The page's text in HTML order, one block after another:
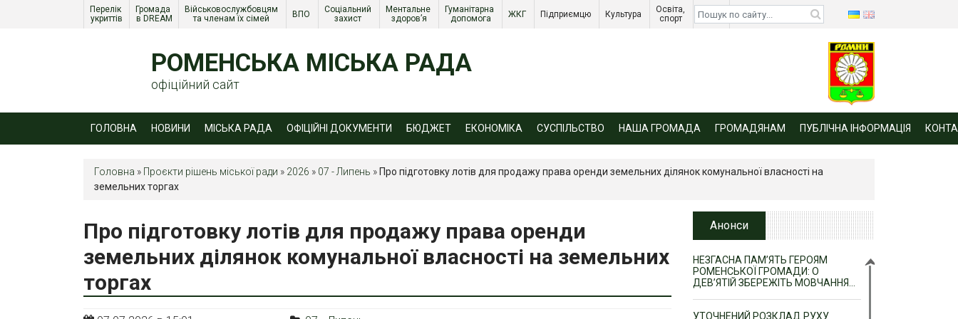
Перелік
укриттів
Громада
в DREAM
Військовослужбовцям
та членам їх сімей
ВПО
Соціальний
захист
Ментальне
здоров’я
Гуманітарна
допомога
ЖКГ Підприємцю Культура
Освіта,
спорт
Діти
війни
РОМЕНСЬКА МІСЬКА РАДА
офіційний сайт
ГОЛОВНА НОВИНИ МІСЬКА РАДА ОФІЦІЙНІ ДОКУМЕНТИ БЮДЖЕТ ЕКОНОМІКА СУСПІЛЬСТВО НАША ГРОМАДА ГРОМАДЯНАМ ПУБЛІЧНА ІНФОРМАЦІЯ
Головна » Проєкти рішень міської ради » 2026 » 07 - Липень » Про підготовку лотів для продажу права оренди земельних ділянок комунальної власності на
земельних торгах
Про підготовку лотів для продажу права оренди
земельних ділянок комунальної власності на земельних
торгах
Анонси
НЕЗГАСНА ПАМ’ЯТЬ ГЕРОЯМ
РОМЕНСЬКОЇ ГРОМАДИ: О
ДЕВ’ЯТІЙ ЗБЕРЕЖІТЬ МОВЧАННЯ…
УТОЧНЕНИЙ РОЗКЛАД РУХУ